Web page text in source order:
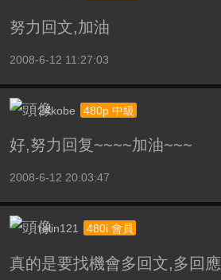
努力回文,加油
2008-6-12 11:27:03
24kobe 480p 中級
好,努力回复~~~~加油~~~
2008-6-12 20:03:47
relin121 480i 會員
真的是要找機會多回文,多回應